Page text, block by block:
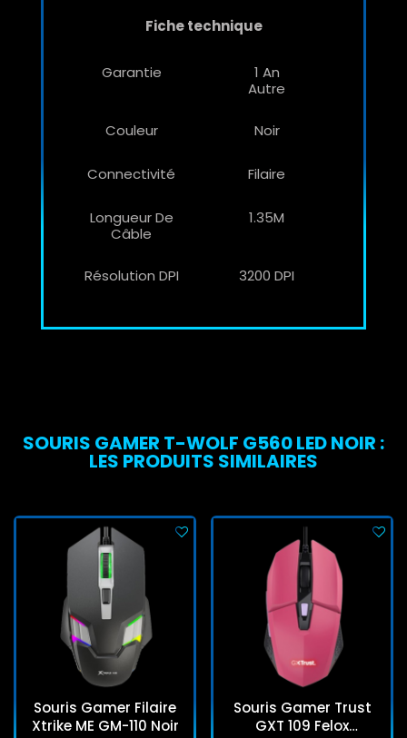
Fiche technique
Garantie
1 An
Autre
Couleur Noir
Connectivité Filaire
Longueur De
Câble
1.35M
Résolution DPI 3200 DPI
SOURIS GAMER T-WOLF G560 LED NOIR :
LES PRODUITS SIMILAIRES
Souris Gamer Filaire
Xtrike ME GM-110 Noir
Souris Gamer Trust
GXT 109 Felox